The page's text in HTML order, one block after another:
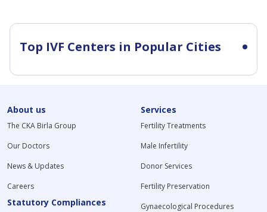
Top IVF Centers in Popular Cities
About us
The CKA Birla Group
Our Doctors
News & Updates
Careers
Statutory Compliances
Services
Fertility Treatments
Male Infertility
Donor Services
Fertility Preservation
Gynaecological Procedures